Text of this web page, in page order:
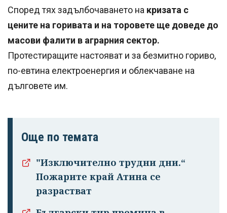
Според тях задълбочаването на кризата с
цените на горивата и на торовете ще доведе до
масови фалити в аграрния сектор.
Протестиращите настояват и за безмитно гориво,
по-евтина електроенергия и облекчаване на
дълговете им.
Още по темата
"Изключително трудни дни.“
Пожарите край Атина се
разрастват